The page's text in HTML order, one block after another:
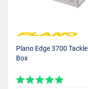
Plano Edge 3700 Tackle
Box